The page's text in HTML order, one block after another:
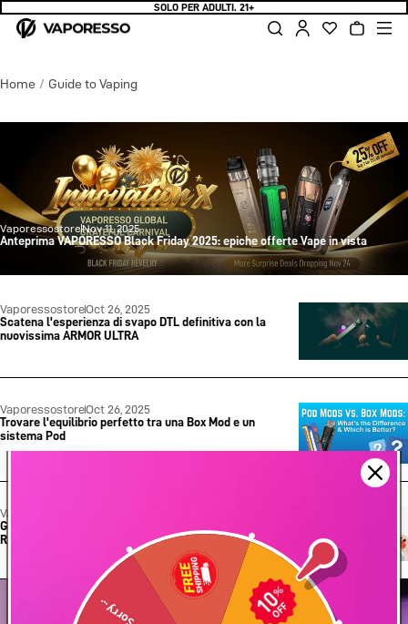
Vai al
contenuto
SOLO PER ADULTI. 21+
Login Carrello
Home / Guide to Vaping
VaporessostoreNov 11, 2025
Anteprima VAPORESSO Black Friday 2025: epiche offerte Vape in vista
VaporessostoreOct 26, 2025
Scatena l'esperienza di svapo DTL definitiva con la
nuovissima ARMOR ULTRA
VaporessostoreOct 26, 2025
Trovare l'equilibrio perfetto tra una Box Mod e un
sistema Pod
Vaporessostore
Guida completa alla risoluzione dei problemi di Vape
Risolvi i problemi comuni del dispositivo
Sorry...